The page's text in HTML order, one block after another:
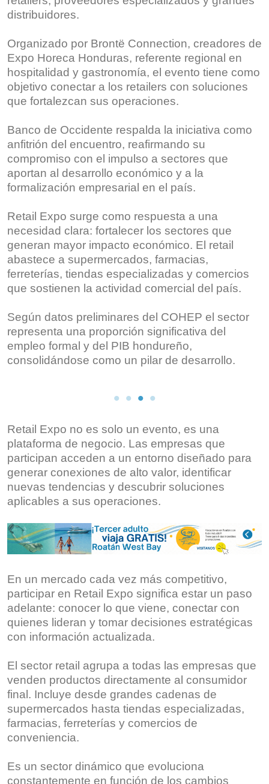
distribuidores.
Organizado por Brontë Connection, creadores de
Expo Horeca Honduras, referente regional en
hospitalidad y gastronomía, el evento tiene como
objetivo conectar a los retailers con soluciones
que fortalezcan sus operaciones.
Banco de Occidente respalda la iniciativa como
anfitrión del encuentro, reafirmando su
compromiso con el impulso a sectores que
aportan al desarrollo económico y a la
formalización empresarial en el país.
Retail Expo surge como respuesta a una
necesidad clara: fortalecer los sectores que
generan mayor impacto económico. El retail
abastece a supermercados, farmacias,
ferreterías, tiendas especializadas y comercios
que sostienen la actividad comercial del país.
Según datos preliminares del COHEP el sector
representa una proporción significativa del
empleo formal y del PIB hondureño,
consolidándose como un pilar de desarrollo.
Retail Expo no es solo un evento, es una
plataforma de negocio. Las empresas que
participan acceden a un entorno diseñado para
generar conexiones de alto valor, identificar
nuevas tendencias y descubrir soluciones
aplicables a sus operaciones.
En un mercado cada vez más competitivo,
participar en Retail Expo significa estar un paso
adelante: conocer lo que viene, conectar con
quienes lideran y tomar decisiones estratégicas
con información actualizada.
El sector retail agrupa a todas las empresas que
venden productos directamente al consumidor
final. Incluye desde grandes cadenas de
supermercados hasta tiendas especializadas,
farmacias, ferreterías y comercios de
conveniencia.
Es un sector dinámico que evoluciona
constantemente en función de los cambios